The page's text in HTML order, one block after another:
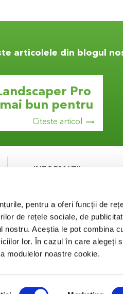
pentru a oferi funcții de
de rețele sociale, de
Aceștia le pot combina
lor. În cazul în care alegeți
modulelor noastre cookie.
articolele din blogul
Pro
bun pentru
Citeste articol
INFORMATII
Termeni si Conditii
Politica de
Puncte de fidelizare
FAQ
Concurs
ANPC